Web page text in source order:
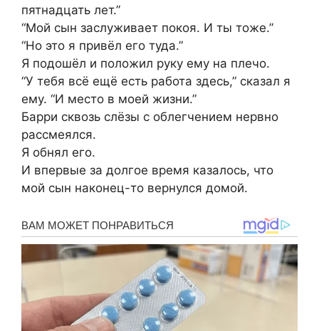
пятнадцать лет.”
“Мой сын заслуживает покоя. И ты тоже.”
“Но это я привёл его туда.”
Я подошёл и положил руку ему на плечо.
“У тебя всё ещё есть работа здесь,” сказал я
ему. “И место в моей жизни.”
Барри сквозь слёзы с облегчением нервно
рассмеялся.
Я обнял его.
И впервые за долгое время казалось, что
мой сын наконец-то вернулся домой.